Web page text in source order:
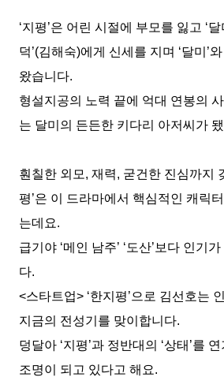
‘지평’은 어린 시절에 부모를 잃고 ‘달
덕’(김해숙)에게 신세를 지며 ‘달미 ’
왔습니다.
형설지공의 노력 끝에 억대 연봉의
는 달미의 든든한 키다리 아저씨가
훤칠한 외모 , 재력, 굳건한 진심까지
평’은 이 드라마에서 핵심적인 캐릭
는데요.
급기야 ‘메인 남주’ ‘도산’ 보다 인기
다.
<스타트업> ‘한지평’으로 김선호는
지금의 전성기를 맞이합니다.
덩달아 ‘지평’과 정반대의 ‘상태 ’를 연
조명이 되고 있다고 해요.